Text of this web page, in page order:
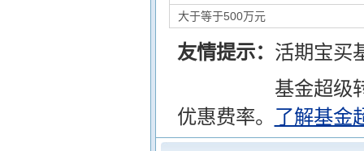
大于等于500万元
友情提示： 活期宝买
基金超级
优惠费率。 了解基金